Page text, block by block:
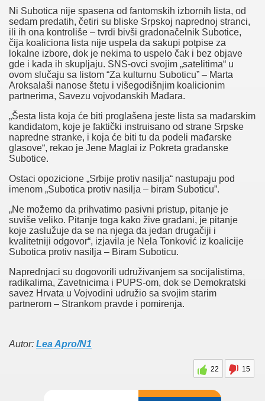
Ni Subotica nije spasena od fantomskih izbornih lista, od
sedam predatih, četiri su bliske Srpskoj naprednoj stranci,
ili ih ona kontroliše – tvrdi bivši gradonačelnik Subotice,
čija koaliciona lista nije uspela da sakupi potpise za
lokalne izbore, dok je nekima to uspelo čak i bez objave
gde i kada ih skupljaju. SNS-ovci svojim „satelitima“ u
ovom slučaju sa listom “Za kulturnu Suboticu” – Marta
Aroksalaši nanose štetu i višegodišnjim koalicionim
partnerima, Savezu vojvođanskih Mađara.
„Šesta lista koja će biti proglašena jeste lista sa mađarskim
kandidatom, koje je faktički instruisano od strane Srpske
napredne stranke, i koja će biti tu da podeli mađarske
glasove“, rekao je Jene Maglai iz Pokreta građanske
Subotice.
Ostaci opozicione „Srbije protiv nasilja“ nastupaju pod
imenom „Subotica protiv nasilja – biram Suboticu”.
„Ne možemo da prihvatimo pasivni pristup, pitanje je
suviše veliko. Pitanje toga kako žive građani, je pitanje
koje zaslužuje da se na njega da jedan drugačiji i
kvalitetniji odgovor“, izjavila je Nela Tonković iz koalicije
Subotica protiv nasilja – Biram Suboticu.
Naprednjaci su dogovorili udruživanjem sa socijalistima,
radikalima, Zavetnicima i PUPS-om, dok se Demokratski
savez Hrvata u Vojvodini udružio sa svojim starim
partnerom – Strankom pravde i pomirenja.
Autor: Lea Apro/N1
22 15